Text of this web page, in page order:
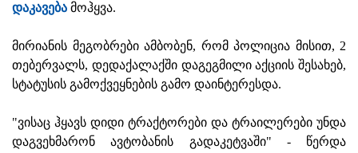
დაკავება მოჰყვა.
მირიანის მეგობრები ამბობენ, რომ პოლიცია მისით, 2
თებერვალს, დედაქალაქში დაგეგმილი აქციის შესახებ,
სტატუსის გამოქვეყნების გამო დაინტერესდა.
"ვისაც ჰყავს დიდი ტრაქტორები და ტრაილერები უნდა
დაგვეხმარონ ავტობანის გადაკეტვაში" - წერდა